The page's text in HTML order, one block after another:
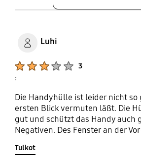
Luhi
3
:
Die Handyhülle ist leider nicht so
ersten Blick vermuten läßt. Die
gut und schützt das Handy auch
Negativen. Des Fenster an der
auch kein Schutz an dieser Stelle.
Tulkot